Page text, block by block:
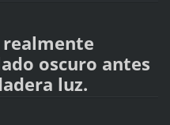
oscuro antes
luz.